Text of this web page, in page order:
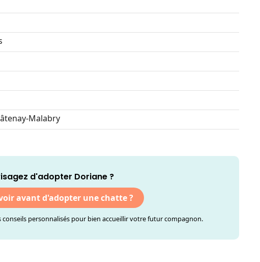
Malabry
d'adopter Doriane ?
avant d'adopter une chatte ?
personnalisés pour bien accueillir votre futur compagnon.